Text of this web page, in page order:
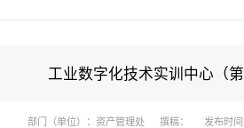
工业数字化技术实训中心（
部门（单位）：资产管理处 撰稿： 发布时